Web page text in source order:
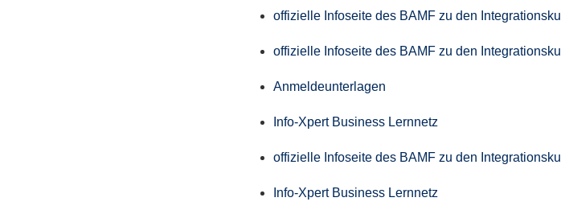
offizielle Infoseite des BAMF zu den
offizielle Infoseite des BAMF zu den
Anmeldeunterlagen
Info-Xpert Business Lernnetz
offizielle Infoseite des BAMF zu den
Info-Xpert Business Lernnetz